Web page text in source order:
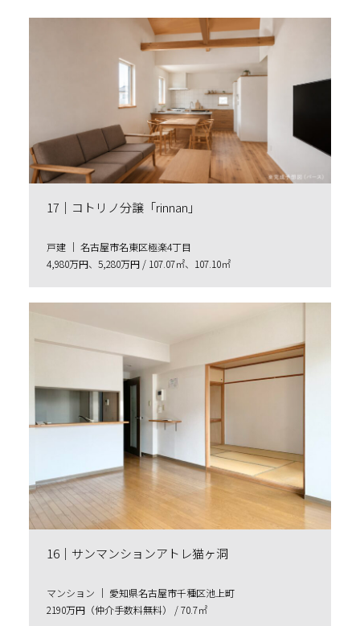
17｜コトリノ分譲「rinnan」
⼾建 ｜ 名古屋市名東区極楽4丁目
4,980万円、5,280万円 / 107.07㎡、107.10㎡
16｜サンマンションアトレ猫ヶ洞
マンション ｜ 愛知県名古屋市千種区池上町
2190万円（仲介手数料無料） / 70.7㎡